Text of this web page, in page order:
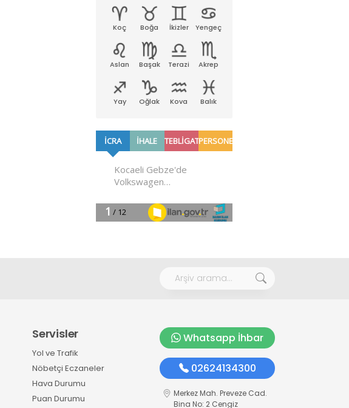
Koç Boğa İkizler Yengeç
Aslan Başak Terazi Akrep
Yay Oğlak Kova Balık
Servisler
Yol ve Trafik
Nöbetçi Eczaneler
Hava Durumu
Puan Durumu
Whatsapp İhbar
02624134300
Merkez Mah. Preveze Cad.
Bina No: 2 Cengiz